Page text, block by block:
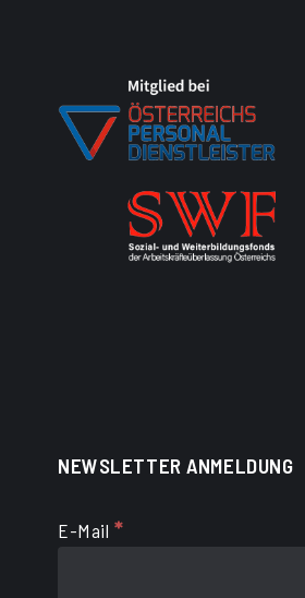
NEWSLETTER ANMELDUNG
E-Mail *